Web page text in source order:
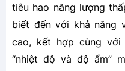
tiêu hao năng lượng
biết đến với khả năng
cao, kết hợp cùng
“nhiệt độ và độ ẩm”